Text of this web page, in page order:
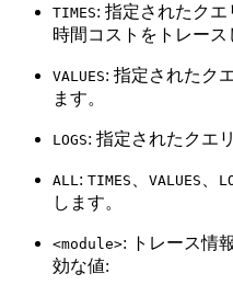
TIMES: 指定されたク
時間コストをトレース
VALUES: 指定されたク
ます。
LOGS: 指定されたクエ
ALL : TIMES VALUES
します。
<module>: トレース情
効な値: